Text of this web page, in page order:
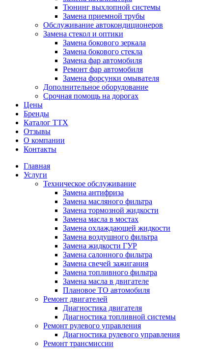
Тюнинг выхлопной системы
Замена приемной трубы
Обслуживание автокондиционеров
Замена стекол и оптики
Замена бокового зеркала
Замена бокового стекла
Замена фар автомобиля
Ремонт фар автомобиля
Замена форсунки омывателя
Дополнительное оборудование
Срочная помощь на дорогах
Цены
Бренды
Каталог ТТХ
Отзывы
О компании
Контакты
Главная
Услуги
Техническое обслуживание
Замена антифриза
Замена масляного фильтра
Замена тормозной жидкости
Замена масла в мостах
Замена охлаждающей жидкости
Замена воздушного фильтра
Замена жидкости ГУР
Замена салонного фильтра
Замена свечей зажигания
Замена топливного фильтра
Замена масла в двигателе
Плановое ТО автомобиля
Ремонт двигателей
Диагностика двигателя
Диагностика топливной системы
Ремонт рулевого управления
Диагностика рулевого управления
Ремонт трансмиссии